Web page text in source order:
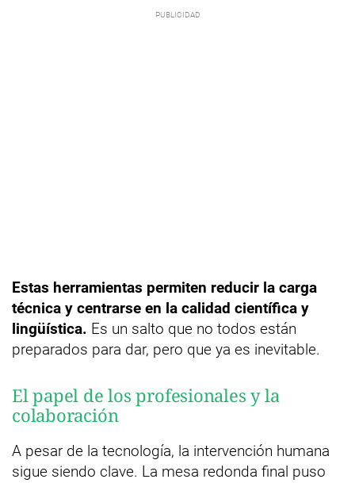
Estas herramientas permiten reducir la carga
técnica y centrarse en la calidad científica y
lingüística. Es un salto que no todos están
preparados para dar, pero que ya es inevitable.
El papel de los profesionales y la
colaboración
A pesar de la tecnología, la intervención humana
sigue siendo clave. La mesa redonda final puso